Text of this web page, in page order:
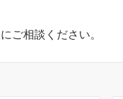
ご相談ください。